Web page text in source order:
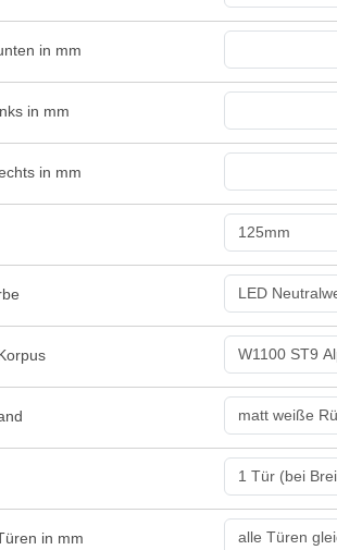
in mm
in mm
in mm
in mm